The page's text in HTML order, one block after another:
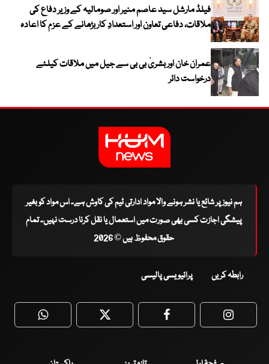
فیلڈ مارشل سید عاصم منیر اور صومالیہ کے وزیر دفاع کی
ملاقات، دفاعی تعاون اور استعدادِ کار بڑھانے کے عزم کا اعادہ
عمران خان اور بشریٰ بی بی سے جیل میں ملاقات کیلئے
درخواست دائر
ہم نیوز پر شائع یا نشر ہونے والا مواد ادارتی ٹیم کی کاوش ہے۔ اس مواد کو بغیر
پیشگی اجازت کسی بھی صورت میں استعمال یا نقل کرنا درست نہیں۔ تمام
حقوق محفوظ ہیں © 2026
رابطہ کریں پرائیویسی پالیسی
WhatsApp Twitter Facebook